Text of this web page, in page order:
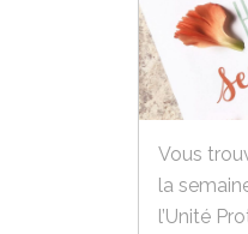
Vous
la
l’Unité